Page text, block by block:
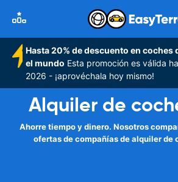
Hasta 20% de descuento en coches
el mundo Esta promoción es válida
2026 - ¡aprovéchala hoy mismo!
Alquiler de
Ahorre tiempo y dinero. Nosotros
ofertas de compañías de alquiler de